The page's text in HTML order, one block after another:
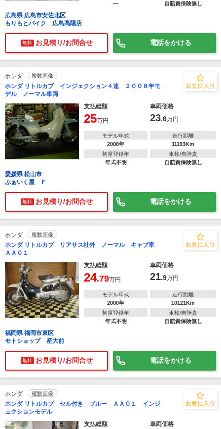
―
自賠責保険無し
広島県 広島市安佐北区
もりもとバイク 広島高陽店
無料 お見積り/お問合せ 電話をかける
ホンダ 複数画像
ホンダ リトルカブ インジェクション４速 ２００８年モ
デル ノーマル車両
支払総額
車両価格
25万円 23.6万円
モデル年式
2008年
走行距離
11193Km
初度登録年
年式不明
車検/自賠責
自賠責保険無し
愛媛県 松山市
ぶぁいく屋 Ｆ
無料 お見積り/お問合せ 電話をかける
ホンダ 複数画像
ホンダ リトルカブ リアサス社外 ノーマル キャブ車
ＡＡ０１
支払総額
車両価格
24.79万円 21.9万円
モデル年式
2000年
走行距離
10121Km
初度登録年
年式不明
車検/自賠責
自賠責保険無し
福岡県 福岡市東区
モトショップ 産大前
無料 お見積り/お問合せ 電話をかける
ホンダ 複数画像
ホンダ リトルカブ セル付き ブルー ＡＡ０１ インジ
ェクションモデル
支払総額
車両価格